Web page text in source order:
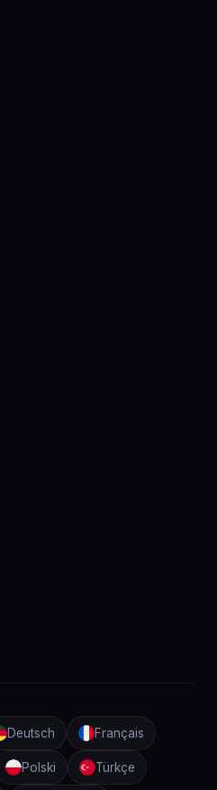
Deutsch Français
Polski Türkçe